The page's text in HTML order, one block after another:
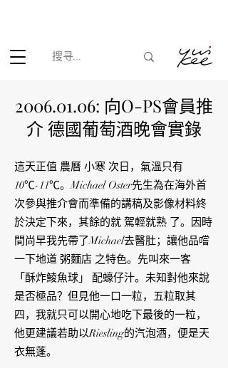
2006.01.06: 向O-PS會員推
介 德國葡萄酒晚會實錄
這天正值 農曆 小寒 次日，氣溫只有
10℃-11℃。Michael Oster先生為在海外首
次參與推介會而準備的講稿及影像材料終
於決定下來，其餘的就 駕輕就熟 了。因時
間尚早我先帶了Michael去醫肚；讓他品嚐
一下地道 粥麵店 之特色。先叫來一客
「酥炸鯪魚球」 配蠔仔汁。未知對他來說
是否極品？但見他一口一粒，五粒取其
四，我就只可以開心地吃下最後的一粒，
他更建議若助以Riesling的汽泡酒，便是天
衣無蓬。